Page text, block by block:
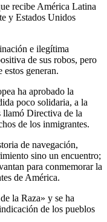
recibe América Latina
y Estados Unidos
e ilegítima
de sus robos, pero
estos generan.
ha aprobado la
poco solidaria, a la
Directiva de la
de los inmigrantes.
de navegación,
sino un encuentro;
para conmemorar la
de América.
la Raza» y se ha
de los pueblos